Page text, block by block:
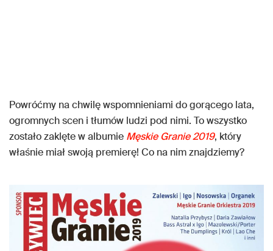
Powróćmy na chwilę wspomnieniami do gorącego lata,
ogromnych scen i tłumów ludzi pod nimi. To wszystko
zostało zaklęte w albumie Męskie Granie 2019, który
właśnie miał swoją premierę! Co na nim znajdziemy?